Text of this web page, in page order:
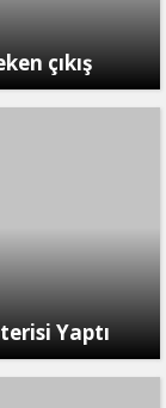
çıkış
Yaptı